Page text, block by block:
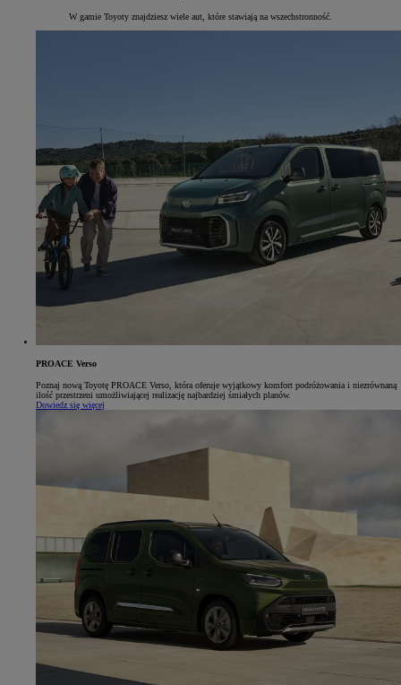
W gamie Toyoty znajdziesz wiele aut, które stawiają na wszechstronność.
PROACE Verso
Poznaj nową Toyotę PROACE Verso, która oferuje wyjątkowy komfort podróżowania i niezrównaną
ilość przestrzeni umożliwiającej realizację najbardziej śmiałych planów.
Dowiedz się więcej